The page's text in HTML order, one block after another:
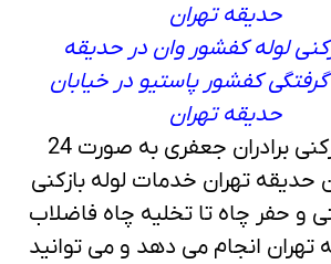
حدیقه تهران
لوله کفشور وان در حدیقه
گرفتگی کفشور پاستیو در خیابان
حدیقه تهران
شرکت لوله بازکنی برادران جعفری به صورت 24
حدیقه تهران خدمات لوله بازکنی
حفر چاه تا تخلیه چاه فاضلاب
تهران انجام می دهد و می توانید